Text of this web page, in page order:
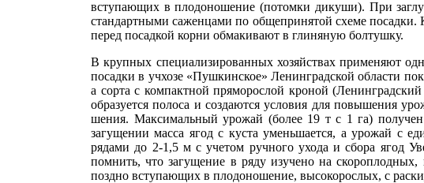
вступающих в плодо­ношение (потомки дикуши). При
стандарт­ными саженцами по обще­принятой схеме посадки.
перед посад­кой корни обмакивают в глиняную болтушку.
В крупных специализи­рованных хозяйствах применяют
посадки в учхозе «Пушкинское» Ленинградской области
а сорта с компактной пряморослой кроной
образуется полоса и создаются условия для повышения
шения. Максимальный урожай (более 19 т с 1 га)
загущении масса ягод с куста уменьшается, а урожай с
рядами до 2-1,5 м с учетом ручного ухода и сбора ягод
помнить, что загущение в ряду изучено на
поздно вступающих в плодоношение, высоко­рослых, с